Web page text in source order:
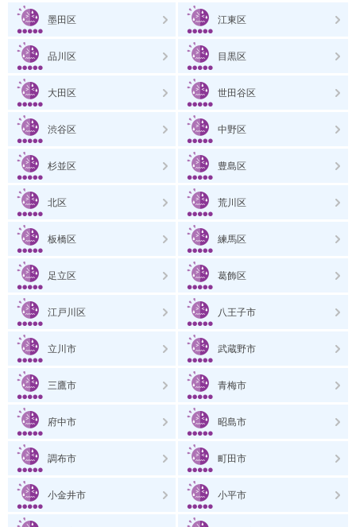
墨田区 江東区
品川区 目黒区
大田区 世田谷区
渋谷区 中野区
杉並区 豊島区
北区 荒川区
板橋区 練馬区
足立区 葛飾区
江戸川区 八王子市
立川市 武蔵野市
三鷹市 青梅市
府中市 昭島市
調布市 町田市
小金井市 小平市